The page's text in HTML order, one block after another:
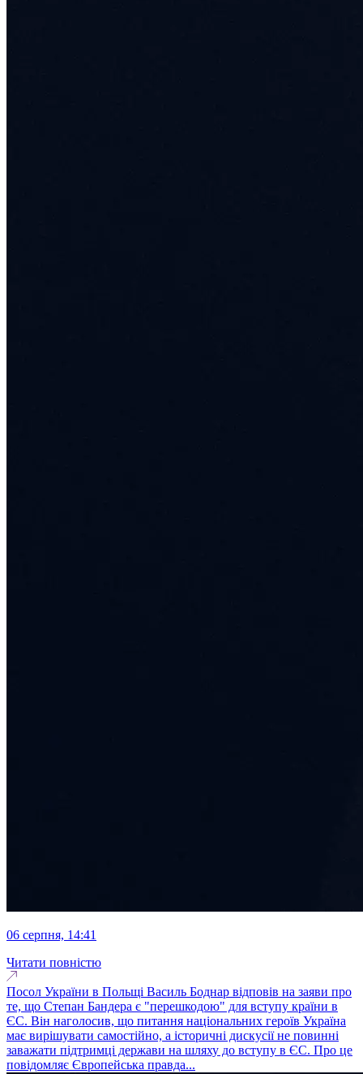
06 серпня, 14:41
Читати повністю
Посол України в Польщі Василь Боднар відповів на заяви про
те, що Степан Бандера є "перешкодою" для вступу країни в
ЄС. Він наголосив, що питання національних героїв Україна
має вирішувати самостійно, а історичні дискусії не повинні
заважати підтримці держави на шляху до вступу в ЄС. Про це
повідомляє Європейська правда...